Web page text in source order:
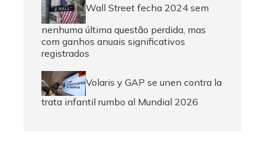
Wall Street fecha 2024 sem
nenhuma última questão perdida, mas
com ganhos anuais significativos
registrados
Volaris y GAP se unen contra la
trata infantil rumbo al Mundial 2026